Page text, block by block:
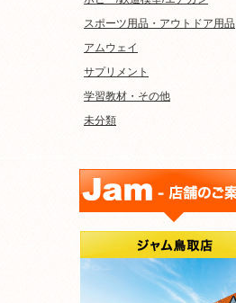
スポーツ用品・アウトドア用品
アムウェイ
サプリメント
学習教材・その他
未分類